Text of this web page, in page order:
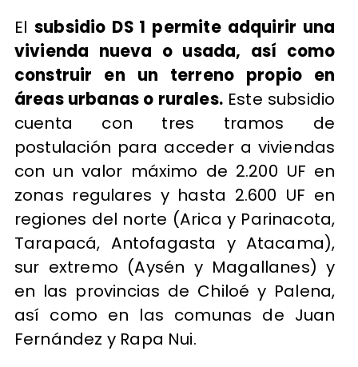
Elsubsidio DS 1 permite adquirir una
vivienda nueva o usada, así como
construir en un terreno propio en
áreas urbanas o rurales. Este subsidio
cuenta con tres tramos de
postulación para acceder a viviendas
con un valor máximo de 2.200 UF en
zonas regulares y hasta 2.600 UF en
regiones del norte (Arica y Parinacota,
Tarapacá, Antofagasta y Atacama),
sur extremo (Aysén y Magallanes) y
en las provincias de Chiloé y Palena,
así como en las comunas de Juan
Fernández y Rapa Nui.